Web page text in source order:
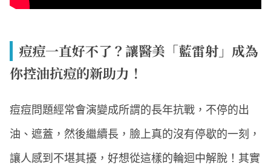
痘痘一直好不了？讓醫美「藍雷射」成為
你控油抗痘的新助力！
痘痘問題經常會演變成所謂的長年抗戰，不停的出
油、遮蓋，然後繼續長，臉上真的沒有停歇的一刻，
讓人感到不堪其擾，好想從這樣的輪迴中解脫！其實